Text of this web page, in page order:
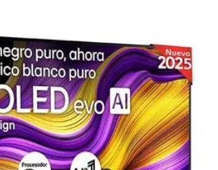
ExpertosConsejos de Compras
Línea